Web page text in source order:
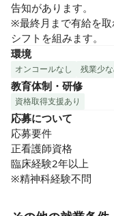
告知があります。
※最終月まで有給を
シフトを組みます。
環境
オンコールなし 残業少
教育体制・研修
資格取得支援あり
応募について
応募要件
正看護師資格
臨床経験2年以上
※精神科経験不問